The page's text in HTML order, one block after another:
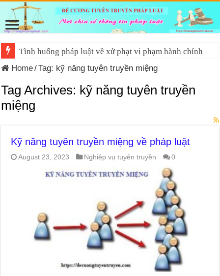
Tình huống pháp luật về xử phạt vi phạm hành chính
Home/Tag: kỹ năng tuyên truyền miệng
Tag Archives: kỹ năng tuyên truyền
miệng
Kỹ năng tuyên truyền miệng về pháp luật
August 23, 2023 Nghiệp vụ tuyên truyền 0